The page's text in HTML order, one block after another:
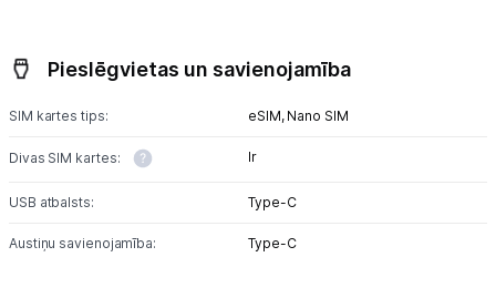
Pieslēgvietas un savienojamība
SIM kartes tips: eSIM, Nano SIM
Divas SIM kartes: Ir
USB atbalsts: Type-C
Austiņu savienojamība: Type-C